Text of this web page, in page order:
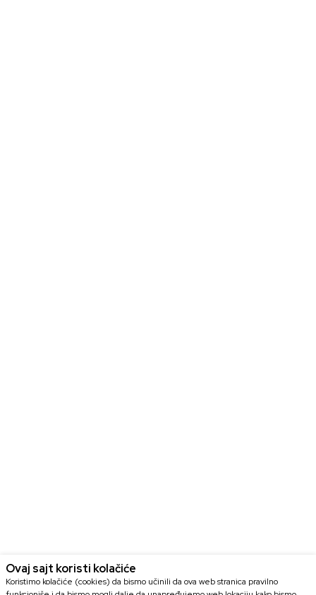
Ovaj sajt koristi kolačiće
Koristimo kolačiće (cookies) da bismo učinili da ova web stranica pravilno